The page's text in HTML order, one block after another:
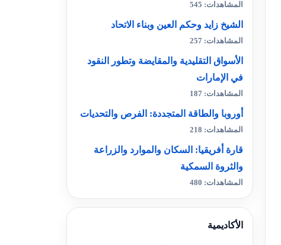
المشاهدات: 545
الشيخ زايد وحكم العين وبناء الاتحاد
المشاهدات: 257
الأسواق التقليدية والمقايضة وتطور النقود
في الإمارات
المشاهدات: 187
أوروبا والطاقة المتجددة: الفرص والتحديات
المشاهدات: 218
قارة أفريقيا: السكان والموارد والزراعة
والثروة السمكية
المشاهدات: 480
الأكاديمية